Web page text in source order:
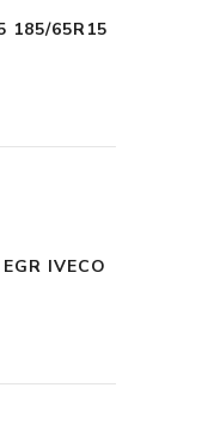
185/65R15
IVECO